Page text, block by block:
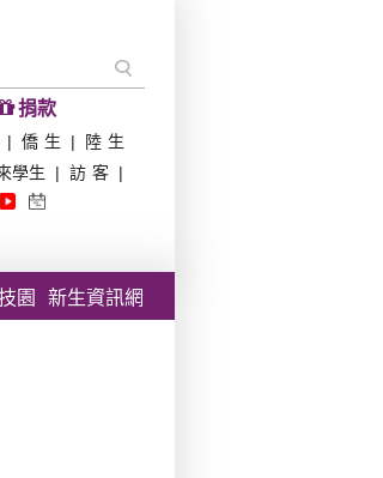
捐款
| 僑 生 |
陸 生
學生 | 訪 客 |
園 新生資訊網